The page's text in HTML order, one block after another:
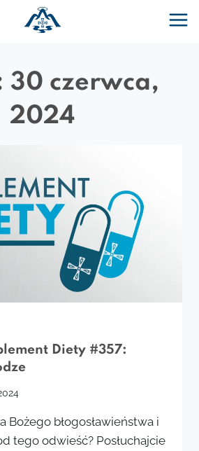
30 czerwca,
2024
Diety #357:
Bożego błogosławieństwa i
tego odwieść? Posłuchajcie